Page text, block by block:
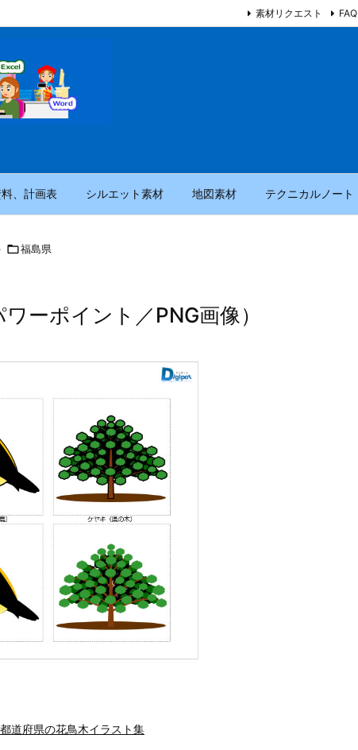
、計画表 シルエット素材 地図素材 テクニカルノート
素材リクエスト FAQ
福島県
ーポイント／PNG画像）
都道府県の花鳥木イラスト集